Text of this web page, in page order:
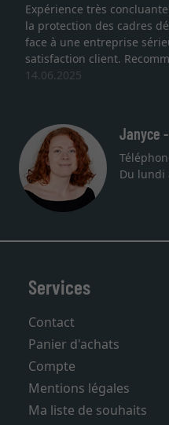
Expérience très
la protection des cadres
face à une entreprise
satisfaction client.
14.06.2025
Janyce -
Du lundi
Services
Contact
Panier d'achats
Compte
Mentions légales
Ma liste de souhaits